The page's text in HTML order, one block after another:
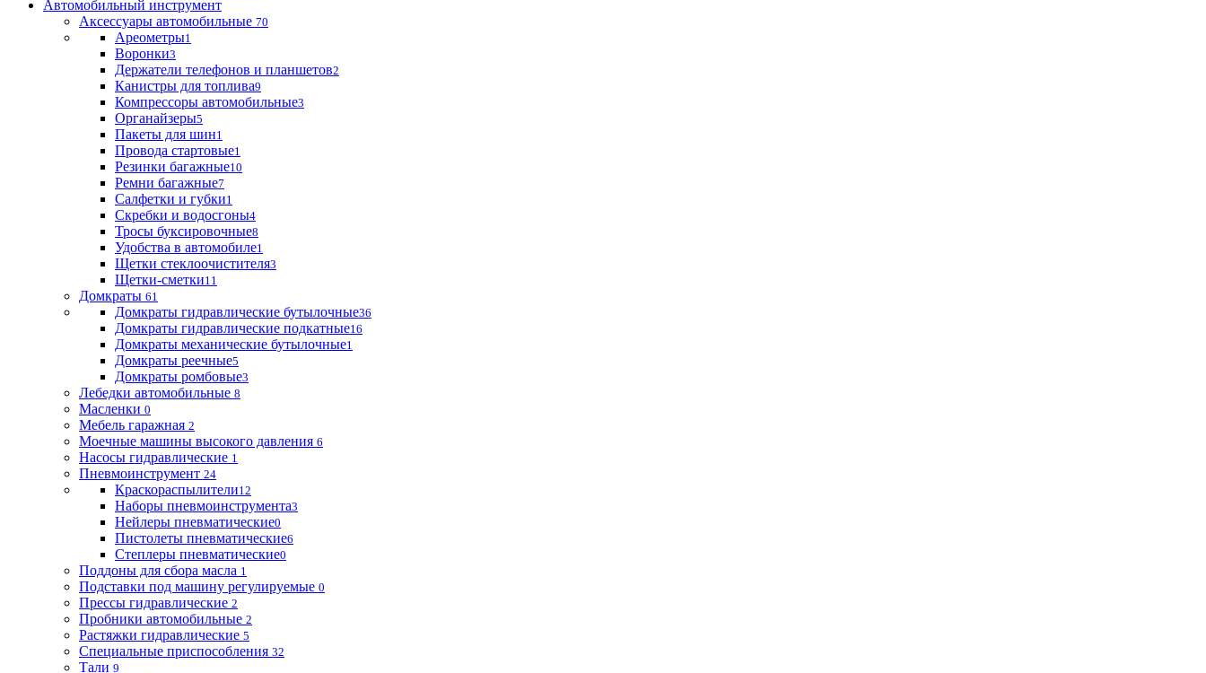
Автомобильный инструмент
Аксессуары автомобильные 70
Ареометры1
Воронки3
Держатели телефонов и планшетов2
Канистры для топлива9
Компрессоры автомобильные3
Органайзеры5
Пакеты для шин1
Провода стартовые1
Резинки багажные10
Ремни багажные7
Салфетки и губки1
Скребки и водосгоны4
Тросы буксировочные8
Удобства в автомобиле1
Щетки стеклоочистителя3
Щетки-сметки11
Домкраты 61
Домкраты гидравлические бутылочные36
Домкраты гидравлические подкатные16
Домкраты механические бутылочные1
Домкраты реечные5
Домкраты ромбовые3
Лебедки автомобильные 8
Масленки 0
Мебель гаражная 2
Моечные машины высокого давления 6
Насосы гидравлические 1
Пневмоинструмент 24
Краскораспылители12
Наборы пневмоинструмента3
Нейлеры пневматические0
Пистолеты пневматические6
Степлеры пневматические0
Поддоны для сбора масла 1
Подставки под машину регулируемые 0
Прессы гидравлические 2
Пробники автомобильные 2
Растяжки гидравлические 5
Специальные приспособления 32
Тали 9